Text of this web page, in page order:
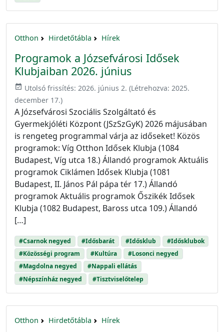
Otthon Hirdetőtábla Hírek
Programok a Józsefvárosi Idősek
Klubjaiban 2026. június
event_available Utolsó frissítés: 2026. június 2. (Létrehozva: 2025.
december 17.)
A Józsefvárosi Szociális Szolgáltató és
Gyermekjóléti Központ (JSzSzGyK) 2026 májusában
is rengeteg programmal várja az időseket! Közös
programok: Víg Otthon Idősek Klubja (1084
Budapest, Víg utca 18.) Állandó programok Aktuális
programok Ciklámen Idősek Klubja (1081
Budapest, II. János Pál pápa tér 17.) Állandó
programok Aktuális programok Őszikék Idősek
Klubja (1082 Budapest, Baross utca 109.) Állandó
[…]
#Csarnok negyed #Idősbarát #Idősklub
#Idősklubok
#Közösségi program
#Kultúra
#Losonci negyed
#Magdolna negyed
#Nappali ellátás
#Népszínház negyed
#Tisztviselőtelep
Otthon Hirdetőtábla Hírek